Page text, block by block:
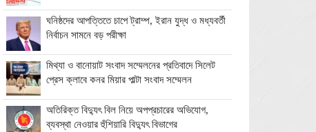
ঘনিষ্ঠদের আপত্তিতে চাপে ট্রাম্প, ইরান যুদ্ধ ও মধ্যবর্তী
নির্বাচন সামনে বড় পরীক্ষা
মিথ্যা ও বানোয়াট সংবাদ সম্মেলনের প্রতিবাদে সিলেট
প্রেস ক্লাবে কনর মিয়ার পাল্টা সংবাদ সম্মেলন
অতিরিক্ত বিদ্যুৎ বিল নিয়ে অপপ্রচারের অভিযোগ,
ব্যবস্থা নেওয়ার হুঁশিয়ারি বিদ্যুৎ বিভাগের